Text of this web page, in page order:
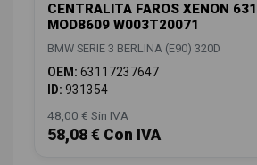
CENTRALITA FAROS XENON
MOD8609 W003T20071
BMW SERIE 3 BERLINA (E90) 320D
OEM: 63117237647
ID: 931354
48,00 € Sin IVA
58,08 € Con IVA